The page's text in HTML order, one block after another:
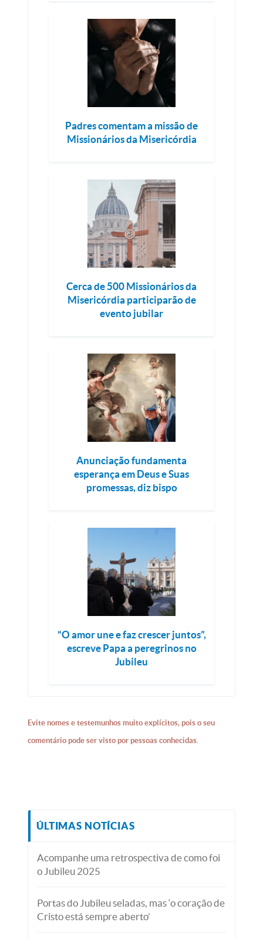
Padres comentam a missão de
Missionários da Misericórdia
Cerca de 500 Missionários da
Misericórdia participarão de
evento jubilar
Anunciação fundamenta
esperança em Deus e Suas
promessas, diz bispo
“O amor une e faz crescer juntos”,
escreve Papa a peregrinos no
Jubileu
Evite nomes e testemunhos muito explícitos, pois o seu
comentário pode ser visto por pessoas conhecidas.
ÚLTIMAS NOTÍCIAS
Acompanhe uma retrospectiva de como foi
o Jubileu 2025
Portas do Jubileu seladas, mas ‘o coração de
Cristo está sempre aberto’